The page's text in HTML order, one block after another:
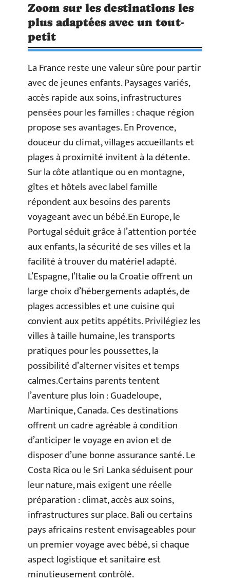
Zoom sur les destinations les
plus adaptées avec un tout-
petit
La France reste une valeur sûre pour partir
avec de jeunes enfants. Paysages variés,
accès rapide aux soins, infrastructures
pensées pour les familles : chaque région
propose ses avantages. En Provence,
douceur du climat, villages accueillants et
plages à proximité invitent à la détente.
Sur la côte atlantique ou en montagne,
gîtes et hôtels avec label famille
répondent aux besoins des parents
voyageant avec un bébé.En Europe, le
Portugal séduit grâce à l’attention portée
aux enfants, la sécurité de ses villes et la
facilité à trouver du matériel adapté.
L’Espagne, l’Italie ou la Croatie offrent un
large choix d’hébergements adaptés, de
plages accessibles et une cuisine qui
convient aux petits appétits. Privilégiez les
villes à taille humaine, les transports
pratiques pour les poussettes, la
possibilité d’alterner visites et temps
calmes.Certains parents tentent
l’aventure plus loin : Guadeloupe,
Martinique, Canada. Ces destinations
offrent un cadre agréable à condition
d’anticiper le voyage en avion et de
disposer d’une bonne assurance santé. Le
Costa Rica ou le Sri Lanka séduisent pour
leur nature, mais exigent une réelle
préparation : climat, accès aux soins,
infrastructures sur place. Bali ou certains
pays africains restent envisageables pour
un premier voyage avec bébé, si chaque
aspect logistique et sanitaire est
minutieusement contrôlé.